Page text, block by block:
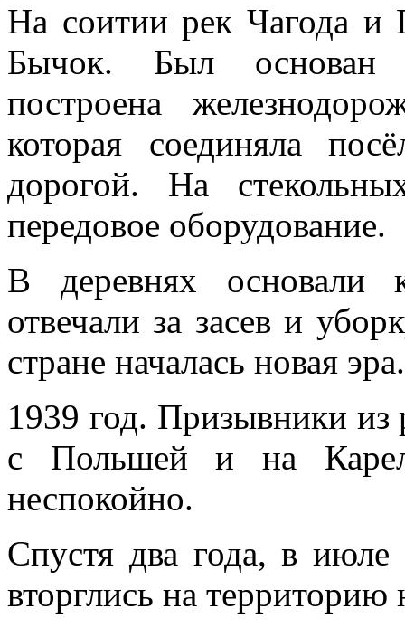
На соитии рек Чагода и
Бычок. Был основан
построена
которая соединяла
дорогой. На
передовое оборудование.
В деревнях основали
отвечали за засев и
стране началась новая эра.
1939 год. Призывники из
с Польшей и на
неспокойно.
Спустя два года, в июле
вторглись на